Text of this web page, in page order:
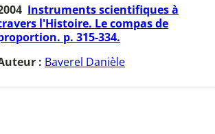
Instruments scientifiques à
l'Histoire. Le compas de
p. 315-334.
: Baverel Danièle